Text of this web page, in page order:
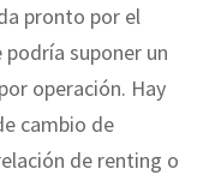
pronto por el
suponer un
operación. Hay
cambio de
de renting o